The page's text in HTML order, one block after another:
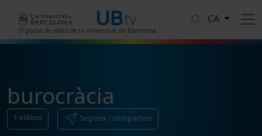
El portal de vídeo de la Universitat de Barcelona
CA
burocràcia
1 vídeos Segueix i comparteix